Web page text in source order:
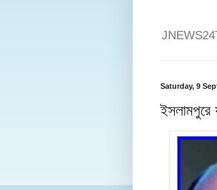
Saturday, 9
ইসলামপুরে